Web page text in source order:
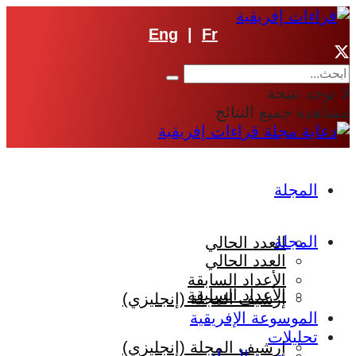
Eng Fr
لا توجد نتيجة
مشاهدة جميع النتائج
المجلة
العدد الحالي
الأعداد السابقة
إرشيف المجلة (إنجليزي)
المجلة
العدد الحالي
الأعداد السابقة
إرشيف المجلة (إنجليزي)
الموسوعة الإفريقية
تحليلات